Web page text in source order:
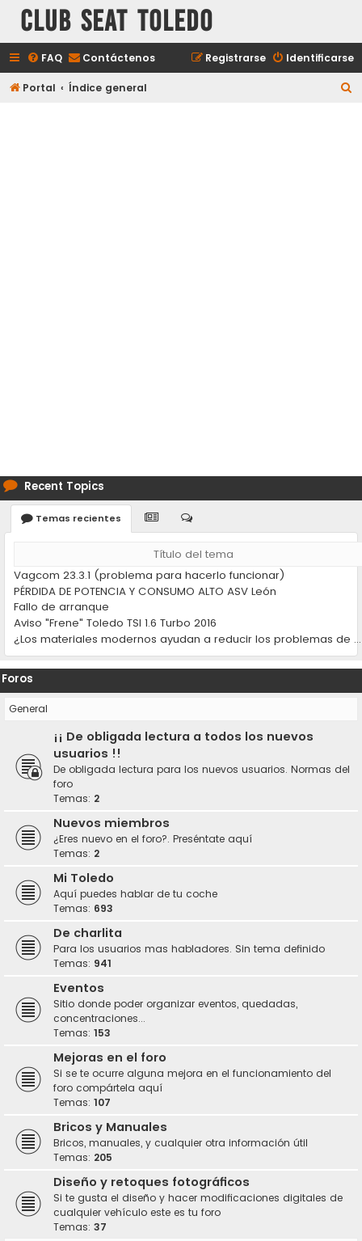
Club Seat Toledo
FAQ Contáctenos Identificarse
Registrarse
Portal Índice general
Recent Topics
Temas recientes
Título del tema
Vagcom 23.3.1 (problema para hacerlo funcionar)
PÉRDIDA DE POTENCIA Y CONSUMO ALTO ASV León
Fallo de arranque
Aviso "Frene" Toledo TSI 1.6 Turbo 2016
¿Los materiales modernos ayudan a reducir los problemas de desgaste en los coches?
Foros
General
¡¡ De obligada lectura a todos los nuevos
usuarios !!
De obligada lectura para los nuevos usuarios. Normas del
foro
Temas: 2
Nuevos miembros
¿Eres nuevo en el foro?. Preséntate aquí
Temas: 2
Mi Toledo
Aquí puedes hablar de tu coche
Temas: 693
De charlita
Para los usuarios mas habladores. Sin tema definido
Temas: 941
Eventos
Sitio donde poder organizar eventos, quedadas,
concentraciones...
Temas: 153
Mejoras en el foro
Si se te ocurre alguna mejora en el funcionamiento del
foro compártela aquí
Temas: 107
Bricos y Manuales
Bricos, manuales, y cualquier otra información útil
Temas: 205
Diseño y retoques fotográficos
Si te gusta el diseño y hacer modificaciones digitales de
cualquier vehículo este es tu foro
Temas: 37